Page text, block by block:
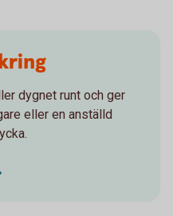
dygnet runt och ger
eller en anställd